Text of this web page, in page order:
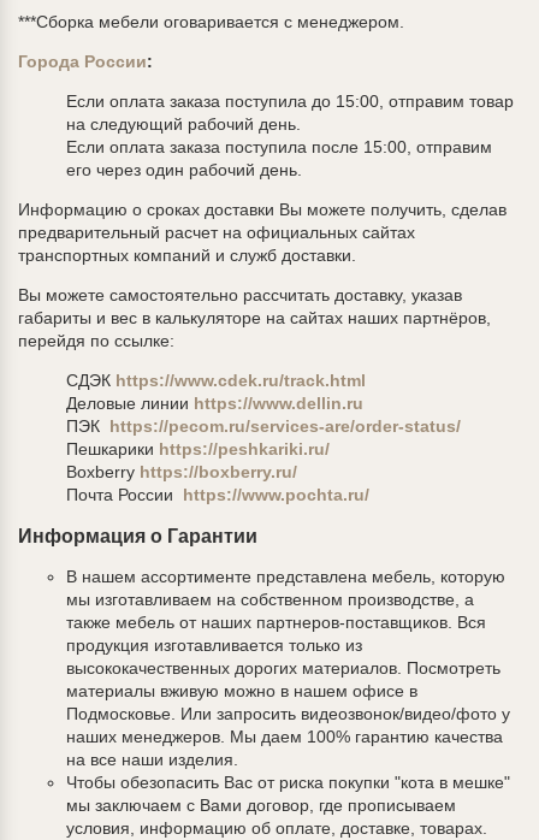
***Сборка мебели оговаривается с менеджером.
Города России:
Если оплата заказа поступила до 15:00, отправим товар
на следующий рабочий день.
Если оплата заказа поступила после 15:00, отправим
его через один рабочий день.
Информацию о сроках доставки Вы можете получить, сделав
предварительный расчет на официальных сайтах
транспортных компаний и служб доставки.
Вы можете самостоятельно рассчитать доставку, указав
габариты и вес в калькуляторе на сайтах наших партнёров,
перейдя по ссылке:
СДЭК https://www.cdek.ru/track.html
Деловые линии https://www.dellin.ru
ПЭК https://pecom.ru/services-are/order-status/
Пешкарики https://peshkariki.ru/
Boxberry https://boxberry.ru/
Почта России
https://www.pochta.ru/
Информация о Гарантии
В нашем ассортименте представлена мебель, которую
мы изготавливаем на собственном производстве, а
также мебель от наших партнеров-поставщиков. Вся
продукция изготавливается только из
высококачественных дорогих материалов. Посмотреть
материалы вживую можно в нашем офисе в
Подмосковье. Или запросить видеозвонок/видео/фото у
наших менеджеров. Мы даем 100% гарантию качества
на все наши изделия.
Чтобы обезопасить Вас от риска покупки "кота в мешке"
мы заключаем с Вами договор, где прописываем
условия, информацию об оплате, доставке, товарах.